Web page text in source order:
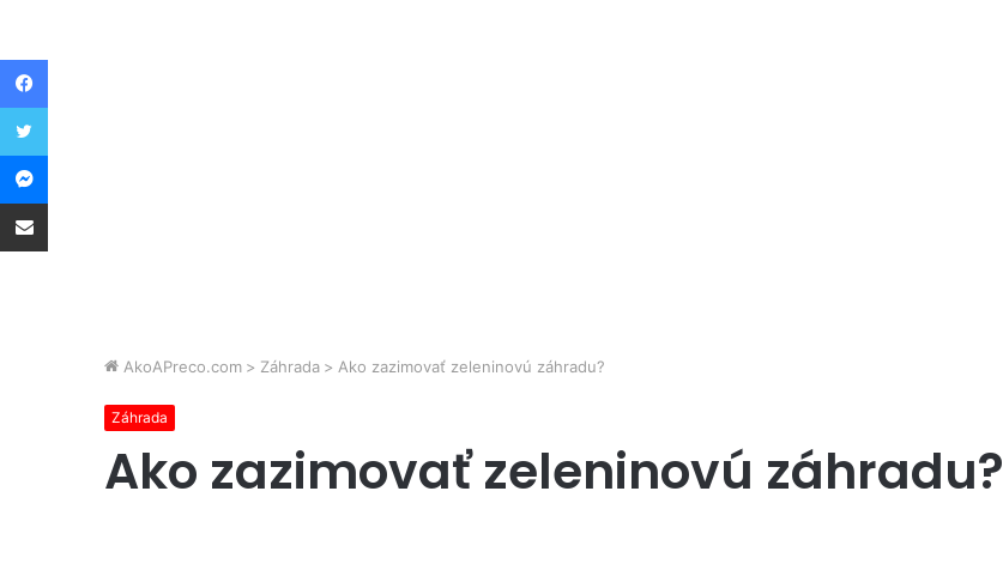
AkoAPreco.com > Záhrada > Ako zazimovať zeleninovú záhradu?
Záhrada
Ako zazimovať zeleninovú záhradu?
Facebook
Twitter
Messenger
Share via Email